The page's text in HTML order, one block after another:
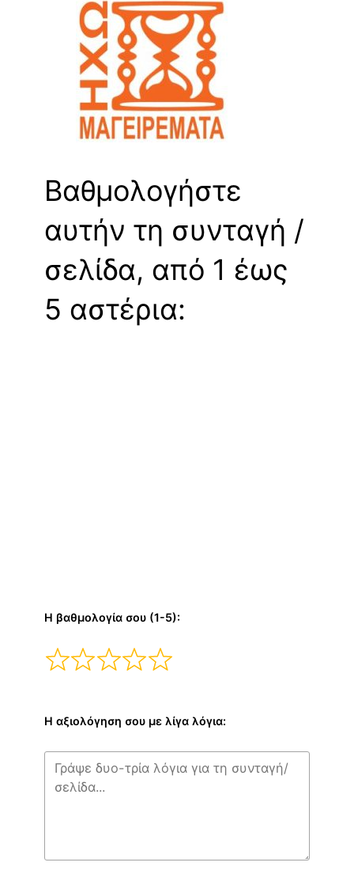
Βαθμολογήστε
αυτήν τη συνταγή /
σελίδα, από 1 έως
5 αστέρια:
Η βαθμολογία σου (1-5):
Η αξιολόγηση σου με λίγα λόγια: